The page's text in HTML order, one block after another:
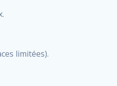
limitées).